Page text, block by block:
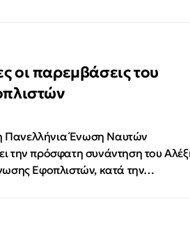
οι παρεμβάσεις του
Πανελλήνια Ένωση Ναυτών
την πρόσφατη συνάντηση του
Εφοπλιστών, κατά την…